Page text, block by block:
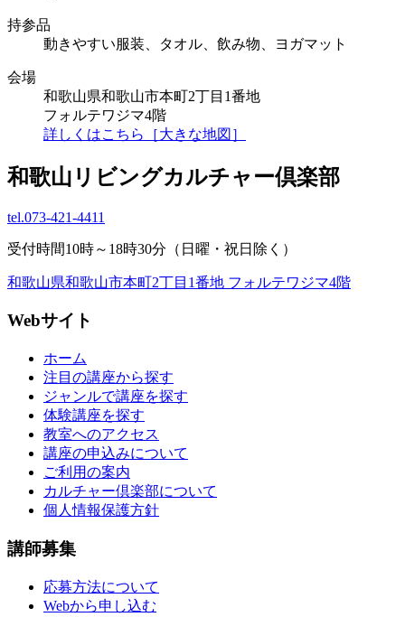
持参品
動きやすい服装、タオル、飲み物、ヨガマット
会場
和歌山県和歌山市本町2丁目1番地
フォルテワジマ4階
詳しくはこちら［大きな地図］
和歌山リビングカルチャー倶楽部
tel.073-421-4411
受付時間10時～18時30分（日曜・祝日除く）
和歌山県和歌山市本町2丁目1番地 フォルテワジマ4階
Webサイト
ホーム
注目の講座から探す
ジャンルで講座を探す
体験講座を探す
教室へのアクセス
講座の申込みについて
ご利用の案内
カルチャー倶楽部について
個人情報保護方針
講師募集
応募方法について
Webから申し込む